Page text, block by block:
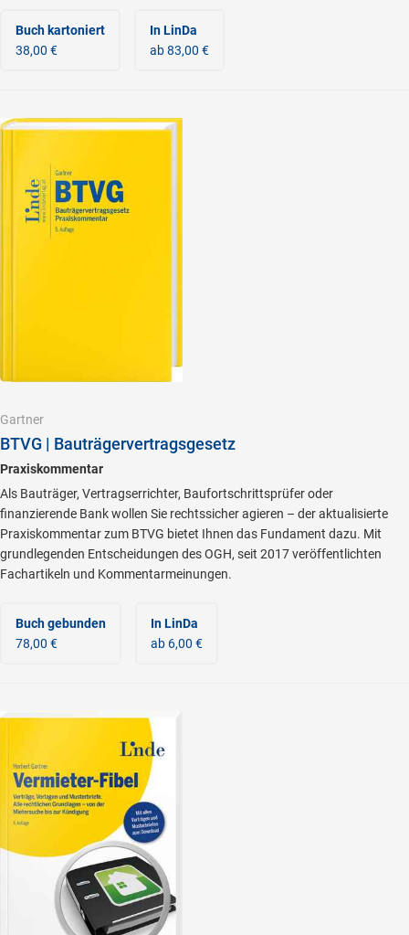
Buch kartoniert
38,00 €
In LinDa
ab 83,00 €
Gartner
BTVG | Bauträgervertragsgesetz
Praxiskommentar
Als Bauträger, Vertragserrichter, Baufortschrittsprüfer oder
finanzierende Bank wollen Sie rechtssicher agieren – der aktualisierte
Praxiskommentar zum BTVG bietet Ihnen das Fundament dazu. Mit
grundlegenden Entscheidungen des OGH, seit 2017 veröffentlichten
Fachartikeln und Kommentarmeinungen.
Buch gebunden
78,00 €
In LinDa
ab 6,00 €